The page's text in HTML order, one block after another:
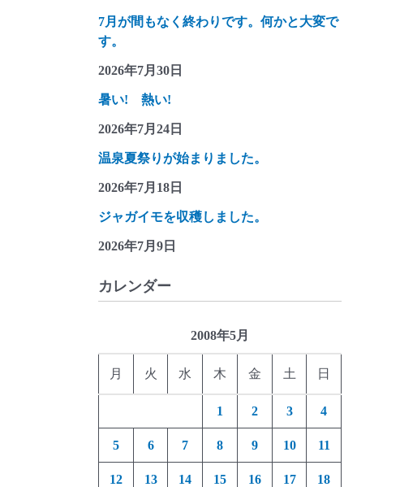
7月が間もなく終わりです。何かと大変で
す。
2026年7月30日
暑い! 熱い!
2026年7月24日
温泉夏祭りが始まりました。
2026年7月18日
ジャガイモを収穫しました。
2026年7月9日
カレンダー
2008年5月
月 火 水 木 金 土 日
1 2 3 4
5 6 7 8 9 10 11
12 13 14 15 16 17 18